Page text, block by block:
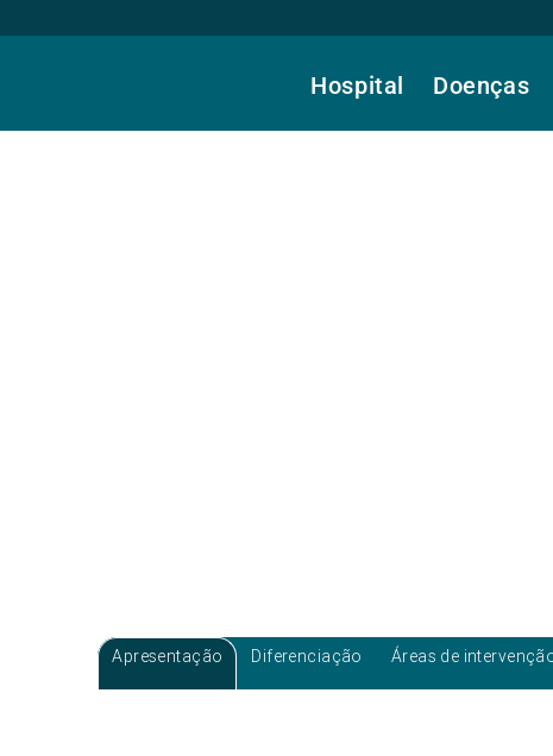
Hospital Doenças
Apresentação Diferenciação Áreas de